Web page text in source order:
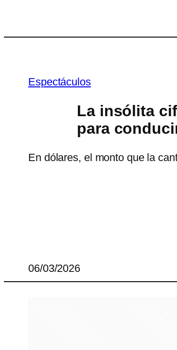
Espectáculos
La insólita
para
En dólares, el monto que la
06/03/2026